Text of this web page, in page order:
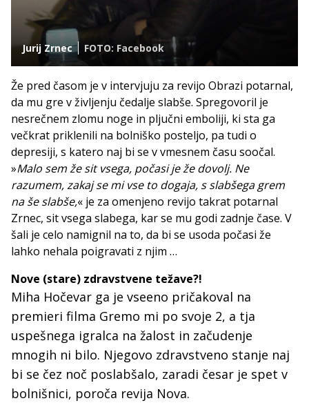
Jurij Zrnec FOTO: Facebook
Že pred časom je v intervjuju za revijo Obrazi potarnal,
da mu gre v življenju čedalje slabše. Spregovoril je
nesrečnem zlomu noge in pljučni emboliji, ki sta ga
večkrat priklenili na bolniško posteljo, pa tudi o
depresiji, s katero naj bi se v vmesnem času soočal.
»Malo sem že sit vsega, počasi je že dovolj. Ne
razumem, zakaj se mi vse to dogaja, s slabšega grem
na še slabše,« je za omenjeno revijo takrat potarnal
Zrnec, sit vsega slabega, kar se mu godi zadnje čase. V
šali je celo namignil na to, da bi se usoda počasi že
lahko nehala poigravati z njim …
Nove (stare) zdravstvene težave?!
Miha Hočevar ga je vseeno pričakoval na
premieri filma Gremo mi po svoje 2, a tja
uspešnega igralca na žalost in začudenje
mnogih ni bilo. Njegovo zdravstveno stanje naj
bi se čez noč poslabšalo, zaradi česar je spet v
bolnišnici, poroča revija Nova.